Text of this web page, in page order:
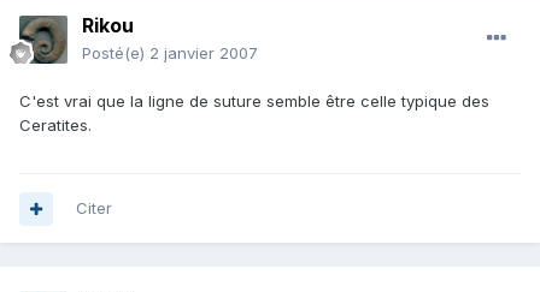
Rikou
Posté(e) 2 janvier 2007
C'est vrai que la ligne de suture semble être celle typique des
Ceratites.
Citer